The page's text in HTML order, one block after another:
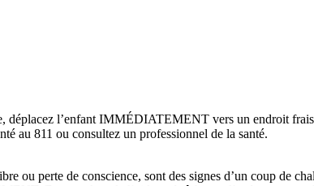
déplacez l’enfant IMMÉDIATEMENT vers un endroit
au 811 ou consultez un professionnel de la santé.
ou perte de conscience, sont des signes d’un coup de